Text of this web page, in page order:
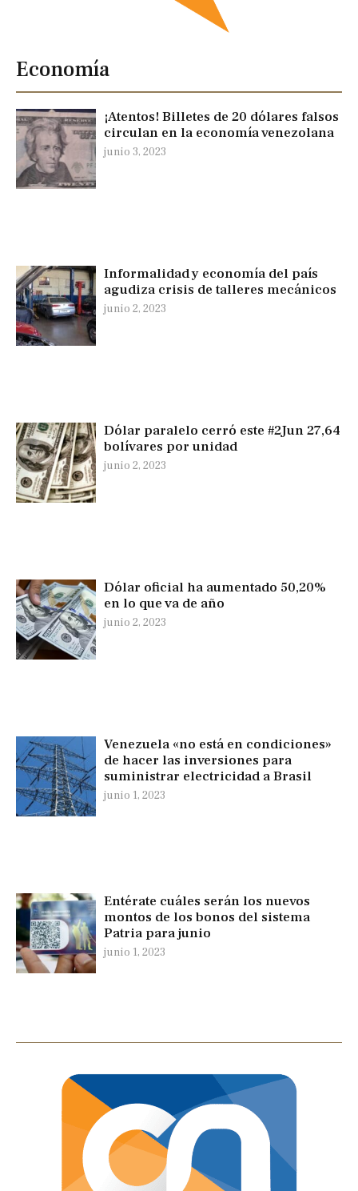
Economía
¡Atentos! Billetes de 20 dólares falsos
circulan en la economía venezolana
junio 3, 2023
Informalidad y economía del país
agudiza crisis de talleres mecánicos
junio 2, 2023
Dólar paralelo cerró este #2Jun 27,64
bolívares por unidad
junio 2, 2023
Dólar oficial ha aumentado 50,20%
en lo que va de año
junio 2, 2023
Venezuela «no está en condiciones»
de hacer las inversiones para
suministrar electricidad a Brasil
junio 1, 2023
Entérate cuáles serán los nuevos
montos de los bonos del sistema
Patria para junio
junio 1, 2023